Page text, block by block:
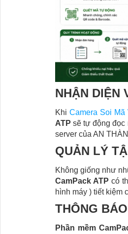
NHẬN DIỆN
Khi Camera Soi
ATPsẽ tự động đọc
server của AN
QUẢN LÝ
Không giống như
CamPack ATP có
hình máy ) tiết kiệm
THÔNG
Phần mềm